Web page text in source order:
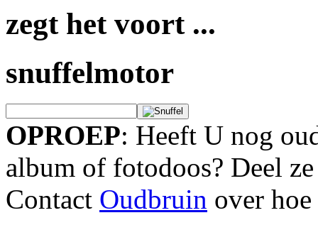
zegt het voort ...
snuffelmotor
OPROEP: Heeft U nog
album of fotodoos? Deel
Contact Oudbruin over